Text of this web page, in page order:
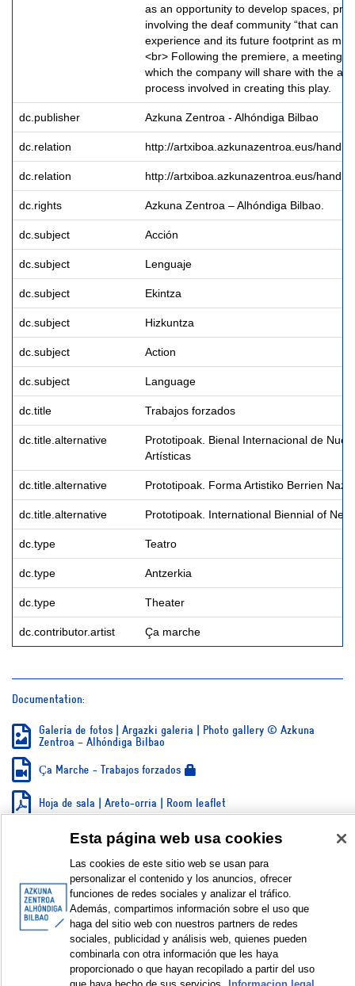
as an opportunity to develop spaces,
involving the deaf community “that can
experience and its future footprint as
<br> Following the premiere, a meeting
which the company will share with the
process involved in creating this play.
dc.publisher Azkuna Zentroa - Alhóndiga Bilbao
dc.relation http://artxiboa.azkunazentroa.eus/
dc.relation http://artxiboa.azkunazentroa.eus/
dc.rights Azkuna Zentroa – Alhóndiga Bilbao.
dc.subject Acción
dc.subject Lenguaje
dc.subject Ekintza
dc.subject Hizkuntza
dc.subject Action
dc.subject Language
dc.title Trabajos forzados
dc.title.alternative
Prototipoak. Bienal Internacional de
Artísticas
dc.title.alternative Prototipoak. Forma Artistiko Berrien
dc.title.alternative Prototipoak. International Biennial of
dc.type Teatro
dc.type Antzerkia
dc.type Theater
dc.contributor.artist Ça marche
Documentation:
Galería de fotos | Argazki galeria | Photo gallery © Azkuna
Zentroa – Alhóndiga Bilbao
Ça Marche - Trabajos forzados
Hoja de sala | Areto-orria | Room leaflet
SHOW SIMPLE ITEM RECORD
© Azkuna Zentroa - Alhóndiga Bilbao
Esta página web usa cookies
Las cookies de este sitio web se usan para
personalizar el contenido y los anuncios, ofrecer
funciones de redes sociales y analizar el tráfico.
Además, compartimos información sobre el uso que
haga del sitio web con nuestros partners de redes
sociales, publicidad y análisis web, quienes pueden
combinarla con otra información que les haya
proporcionado o que hayan recopilado a partir del uso